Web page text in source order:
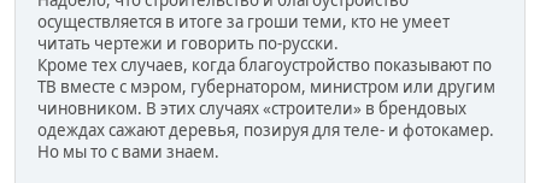
осуществляется в итоге за гроши теми, кто не умеет
читать чертежи и говорить по-русски.
Кроме тех случаев, когда благоустройство показывают по
ТВ вместе с мэром, губернатором, министром или другим
чиновником. В этих случаях «строители» в брендовых
одеждах сажают деревья, позируя для теле- и фотокамер.
Но мы то с вами знаем.